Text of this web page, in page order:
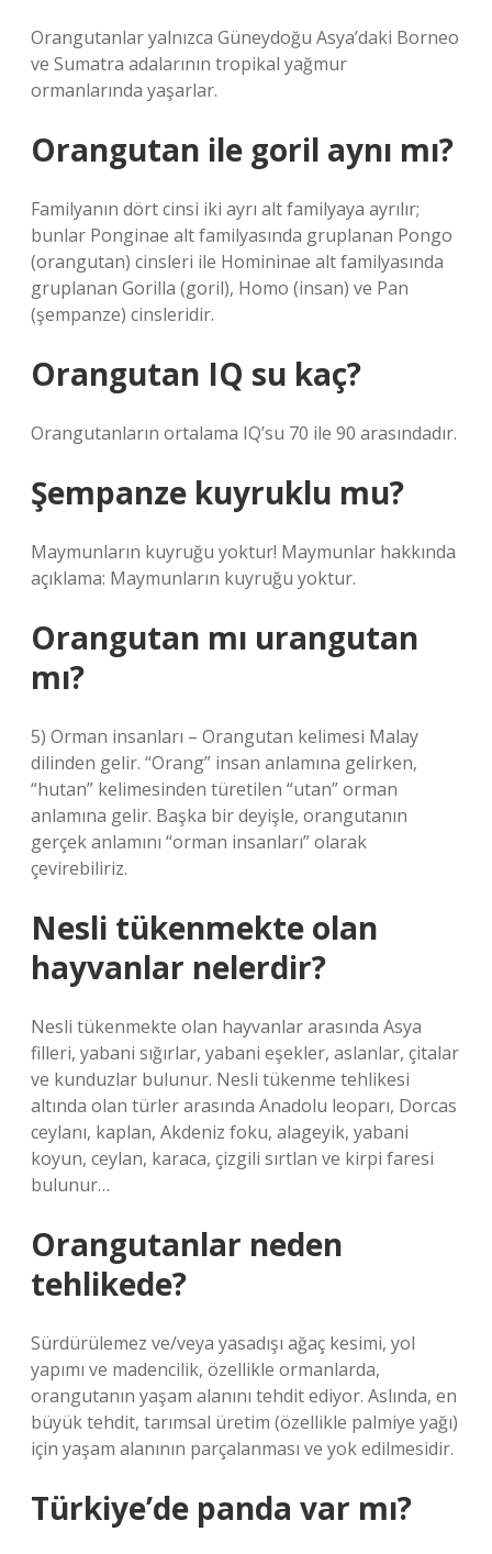
Orangutanlar yalnızca Güneydoğu Asya’daki Borneo
ve Sumatra adalarının tropikal yağmur
ormanlarında yaşarlar.
Orangutan ile goril aynı mı?
Familyanın dört cinsi iki ayrı alt familyaya ayrılır;
bunlar Ponginae alt familyasında gruplanan Pongo
(orangutan) cinsleri ile Homininae alt familyasında
gruplanan Gorilla (goril), Homo (insan) ve Pan
(şempanze) cinsleridir.
Orangutan IQ su kaç?
Orangutanların ortalama IQ’su 70 ile 90 arasındadır.
Şempanze kuyruklu mu?
Maymunların kuyruğu yoktur! Maymunlar hakkında
açıklama: Maymunların kuyruğu yoktur.
Orangutan mı urangutan
mı?
5) Orman insanları – Orangutan kelimesi Malay
dilinden gelir. “Orang” insan anlamına gelirken,
“hutan” kelimesinden türetilen “utan” orman
anlamına gelir. Başka bir deyişle, orangutanın
gerçek anlamını “orman insanları” olarak
çevirebiliriz.
Nesli tükenmekte olan
hayvanlar nelerdir?
Nesli tükenmekte olan hayvanlar arasında Asya
filleri, yabani sığırlar, yabani eşekler, aslanlar, çitalar
ve kunduzlar bulunur. Nesli tükenme tehlikesi
altında olan türler arasında Anadolu leoparı, Dorcas
ceylanı, kaplan, Akdeniz foku, alageyik, yabani
koyun, ceylan, karaca, çizgili sırtlan ve kirpi faresi
bulunur…
Orangutanlar neden
tehlikede?
Sürdürülemez ve/veya yasadışı ağaç kesimi, yol
yapımı ve madencilik, özellikle ormanlarda,
orangutanın yaşam alanını tehdit ediyor. Aslında, en
büyük tehdit, tarımsal üretim (özellikle palmiye yağı)
için yaşam alanının parçalanması ve yok edilmesidir.
Türkiye’de panda var mı?